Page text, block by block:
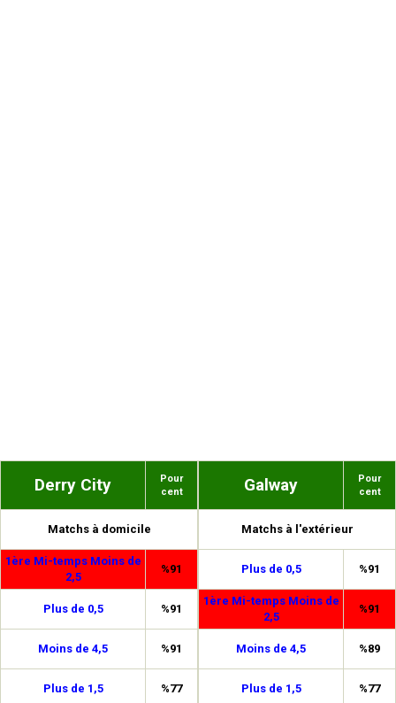
Derry City
Pour
cent
Matchs à domicile
1ère Mi-temps Moins de
2,5
%91
Plus de 0,5 %91
Moins de 4,5 %91
Plus de 1,5 %77
Galway
Pour
cent
Matchs à l'extérieur
Plus de 0,5 %91
1ère Mi-temps Moins de
2,5
%91
Moins de 4,5 %89
Plus de 1,5 %77